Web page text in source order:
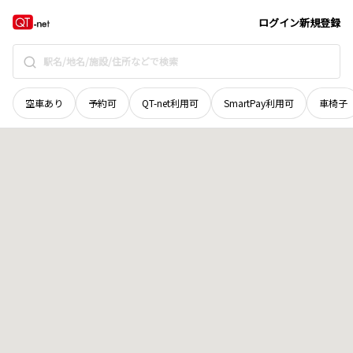
ログイン新規登録
空車あり 予約可 QT-net利用可 SmartPay利用可 車椅子
島根県